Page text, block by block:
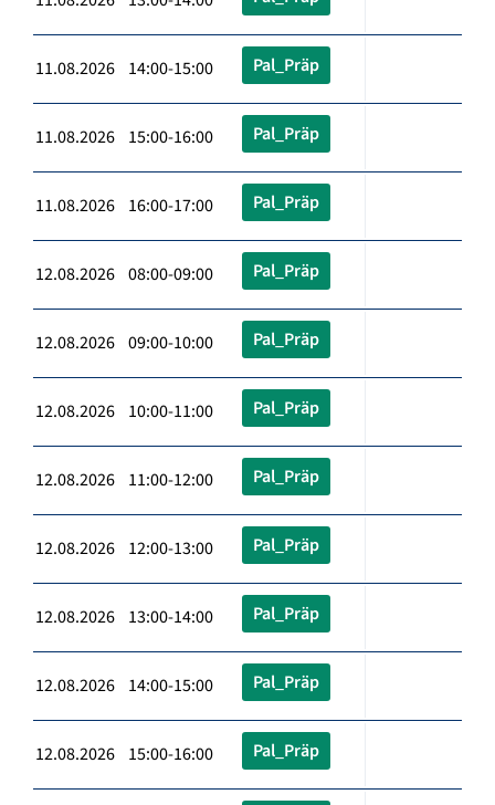
11.08.2026 14:00-15:00 Pal_Präp
11.08.2026 15:00-16:00 Pal_Präp
11.08.2026 16:00-17:00 Pal_Präp
12.08.2026 08:00-09:00 Pal_Präp
12.08.2026 09:00-10:00 Pal_Präp
12.08.2026 10:00-11:00 Pal_Präp
12.08.2026 11:00-12:00 Pal_Präp
12.08.2026 12:00-13:00 Pal_Präp
12.08.2026 13:00-14:00 Pal_Präp
12.08.2026 14:00-15:00 Pal_Präp
12.08.2026 15:00-16:00 Pal_Präp